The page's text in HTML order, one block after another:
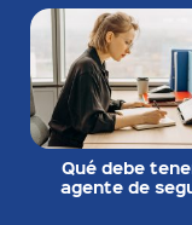
Qué debe
agente de